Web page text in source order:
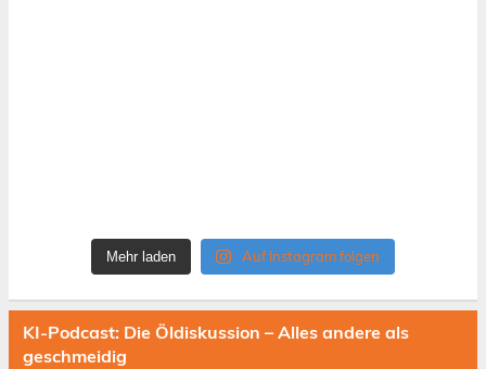
Mehr laden Auf Instagram folgen
KI-Podcast: Die Öldiskussion – Alles andere als
geschmeidig